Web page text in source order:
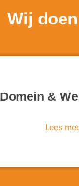
Wij
Domein &
Lees